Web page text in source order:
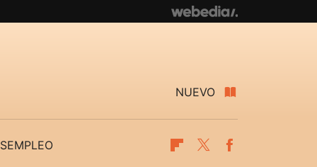
NUEVO
Flipboard
Twitter